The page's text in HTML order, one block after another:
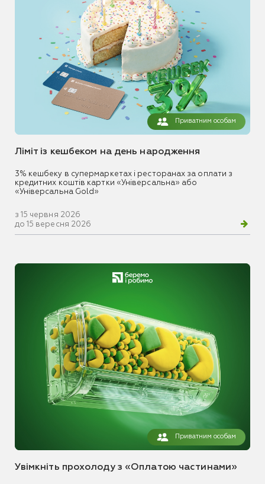
Приватним особам
Ліміт із кешбеком на день народження
3% кешбеку в супермаркетах і ресторанах за оплати з
кредитних коштів картки «Універсальна» або
«Універсальна Gold»
з 15 червня 2026
до 15 вересня 2026
Приватним особам
Увімкніть прохолоду з «Оплатою частинами»